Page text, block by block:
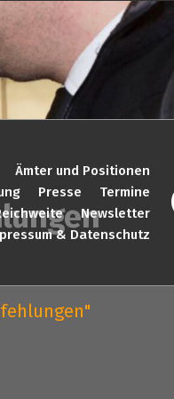
Ämter und Positionen
Presse
Termine
Newsletter
& Datenschutz